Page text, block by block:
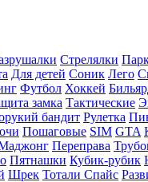
Стрелялки
Для детей Соник Лего
Футбол Хоккей
замка Тактические
бандит Рулетка
Пошаговые SIM GTA
Переправа
Пятнашки Кубик-рубик
Шрек Тотали Спайс